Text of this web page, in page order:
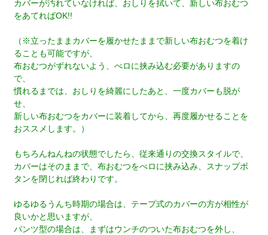
カバーが汚れていなければ、おしりを拭いて、新しい布おむつ
をあてればOK!!
（※立ったままカバーを履かせたままで新しい布おむつを着け
ることも可能ですが、
布おむつがずれないよう、べロに挟み込む必要がありますの
で、
慣れるまでは、おしりを綺麗にしたあと、一度カバーも脱が
せ、
新しい布おむつをカバーに装着してから、再度履かせることを
おススメします。）
もちろんねんねの状態でしたら、従来通りの交換スタイルで、
カバーはそのままで、布おむつをべロに挟み込み、スナップボ
タンを閉じれば終わりです。
ゆるゆるうんち時期の場合は、テープ式のカバーの方が相性が
良いかと思いますが、
パンツ型の場合は、まずはウンチのついた布おむつを外し、